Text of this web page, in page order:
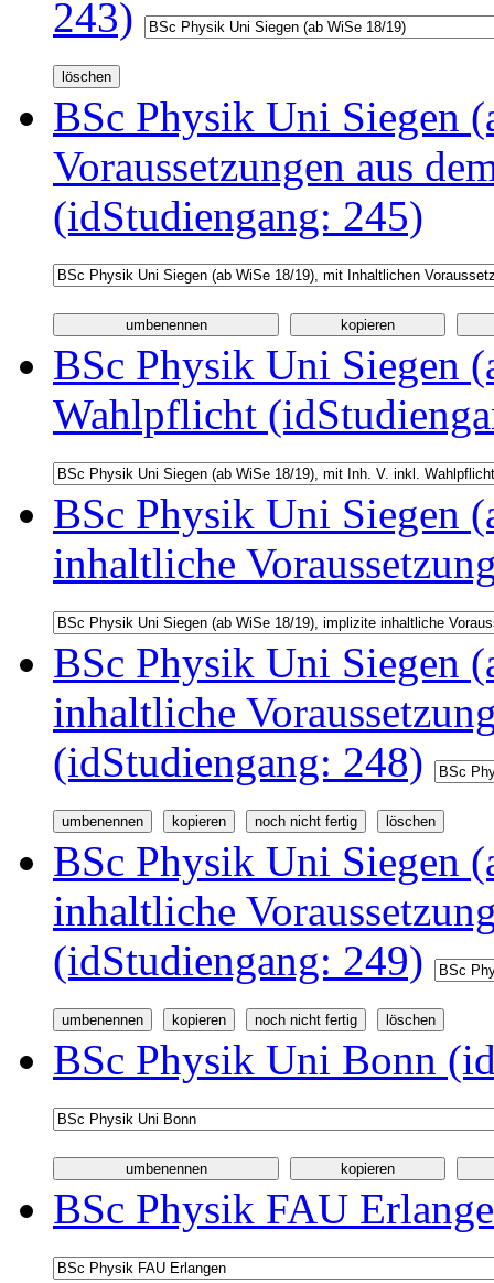
243)
BSc Physik Uni Siegen
Voraussetzungen aus
(idStudiengang: 245)
BSc Physik Uni Siegen
Wahlpflicht
BSc Physik Uni Siegen
inhaltliche
BSc Physik Uni Siegen
inhaltliche
(idStudiengang: 248)
BSc Physik Uni Siegen
inhaltliche
(idStudiengang: 249)
BSc Physik Uni Bonn
BSc Physik FAU